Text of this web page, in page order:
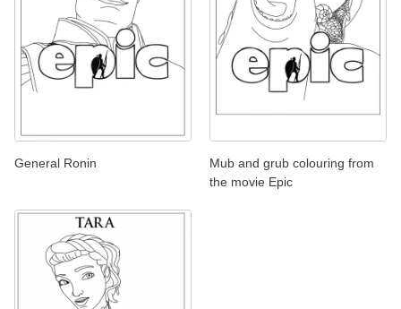
General Ronin
Mub and grub colouring from
the movie Epic